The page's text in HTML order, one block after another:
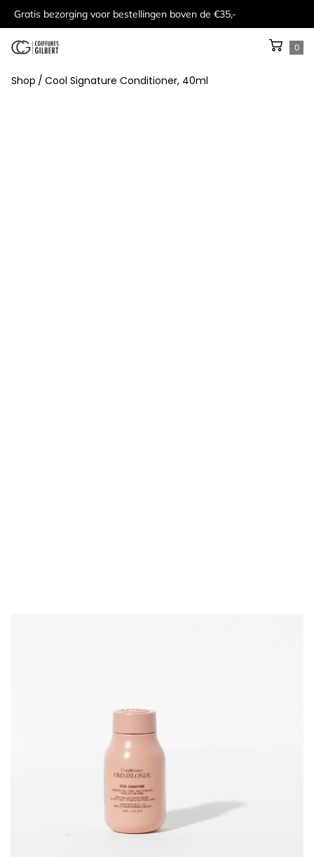
Gratis bezorging voor bestellingen boven de €35,-
0
Shop / Cool Signature Conditioner, 40ml